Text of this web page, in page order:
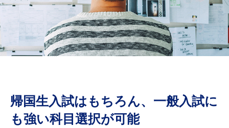
帰国生入試はもちろん、一般入試に
も強い科目選択が可能